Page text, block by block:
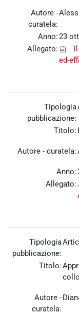
Autore -
curatela:
Anno:23
Allegato:
ed-
Tipologia
pubblicazione:
Titolo:
Autore - curatela:
Anno:
Allegato:
Tipologia
pubblicazione:
Titolo:
Autore -
curatela: